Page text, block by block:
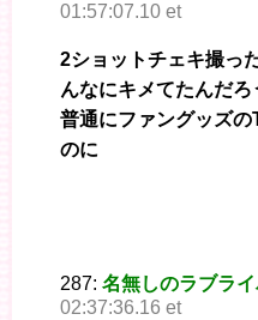
01:57:07.10 et
2ショットチェキ撮っ
んなにキメてたんだろ
普通にファングッズ
のに
287: 名無しのラブラ
02:37:36.16 et